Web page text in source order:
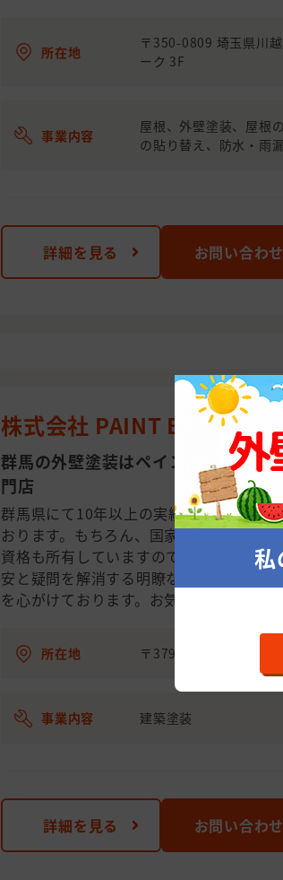
所在地
〒350-0809 埼玉県川
ーク 3F
事業内容
屋根、外壁塗装、屋根
の貼り替え、防水・雨
詳細を見る お問い合わせ
株式会社 PAINT BALANCE
群馬の外壁塗装はペイントバランス
門店
群馬県にて10年以上の実績があり、施工
おります。もちろん、国家資格の一級塗
資格も所有していますのでご安心くださ
安と疑問を解消する明瞭なご提案」をモ
を心がけております。お気軽にご相談く
所在地 〒379-2311 群馬県み
事業内容 建築塗装
詳細を見る お問い合わせ
私